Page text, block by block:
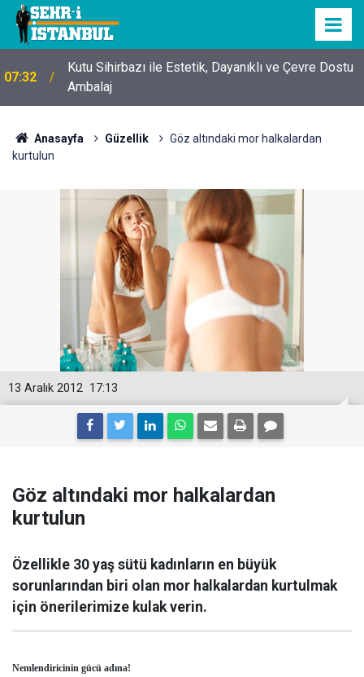
07:32
Kutu Sihirbazı ile Estetik, Dayanıklı ve Çevre Dostu
Ambalaj
Anasayfa Güzellik
Göz altındaki mor halkalardan
kurtulun
17:13
13 Aralık 2012
Göz altındaki mor halkalardan
kurtulun
Özellikle 30 yaş sütü kadınların en büyük
sorunlarından biri olan mor halkalardan kurtulmak
için önerilerimize kulak verin.
Nemlendiricinin gücü adına!